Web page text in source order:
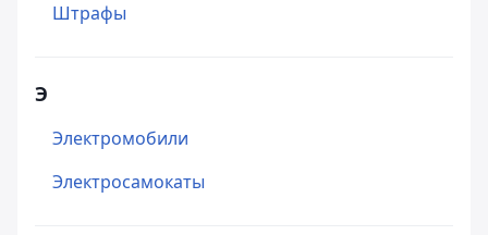
Штрафы
Э
Электромобили
Электросамокаты